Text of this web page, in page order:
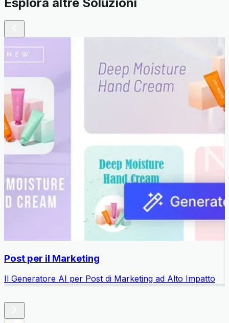
Post per il Marketing
Il Generatore AI per Post di Marketing ad Alto Impatto